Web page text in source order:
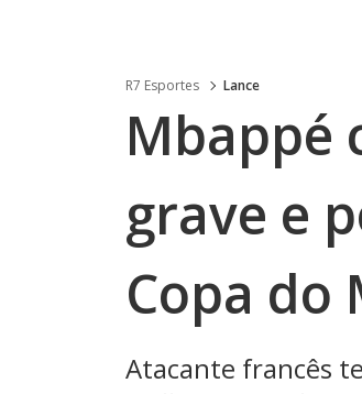
R7 Esportes Lance
Mbappé
grave e
Copa do
Atacante francês